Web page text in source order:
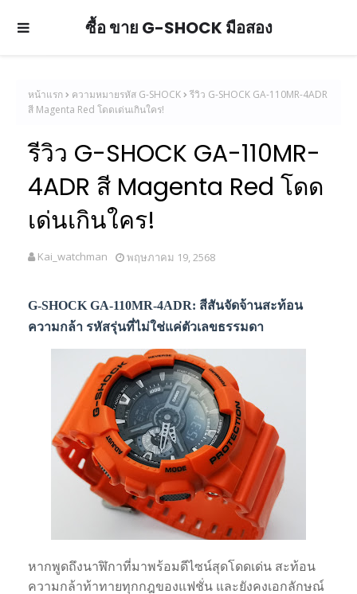
ซื้อ ขาย G-SHOCK มือสอง
หน้าแรก ความหมายรหัส G-SHOCK
รีวิว G-SHOCK GA-110MR-4ADR
สี Magenta Red โดดเด่นเกินใคร!
รีวิว G-SHOCK GA-110MR-
4ADR สี Magenta Red โดด
เด่นเกินใคร!
Kai_watchman พฤษภาคม 19, 2568
G-SHOCK GA-110MR-4ADR: สีสันจัดจ้านสะท้อน
ความกล้า รหัสรุ่นที่ไม่ใช่แค่ตัวเลขธรรมดา
หากพูดถึงนาฬิกาที่มาพร้อมดีไซน์สุดโดดเด่น สะท้อน
ความกล้าท้าทายทุกกฎของแฟชั่น และยังคงเอกลักษณ์